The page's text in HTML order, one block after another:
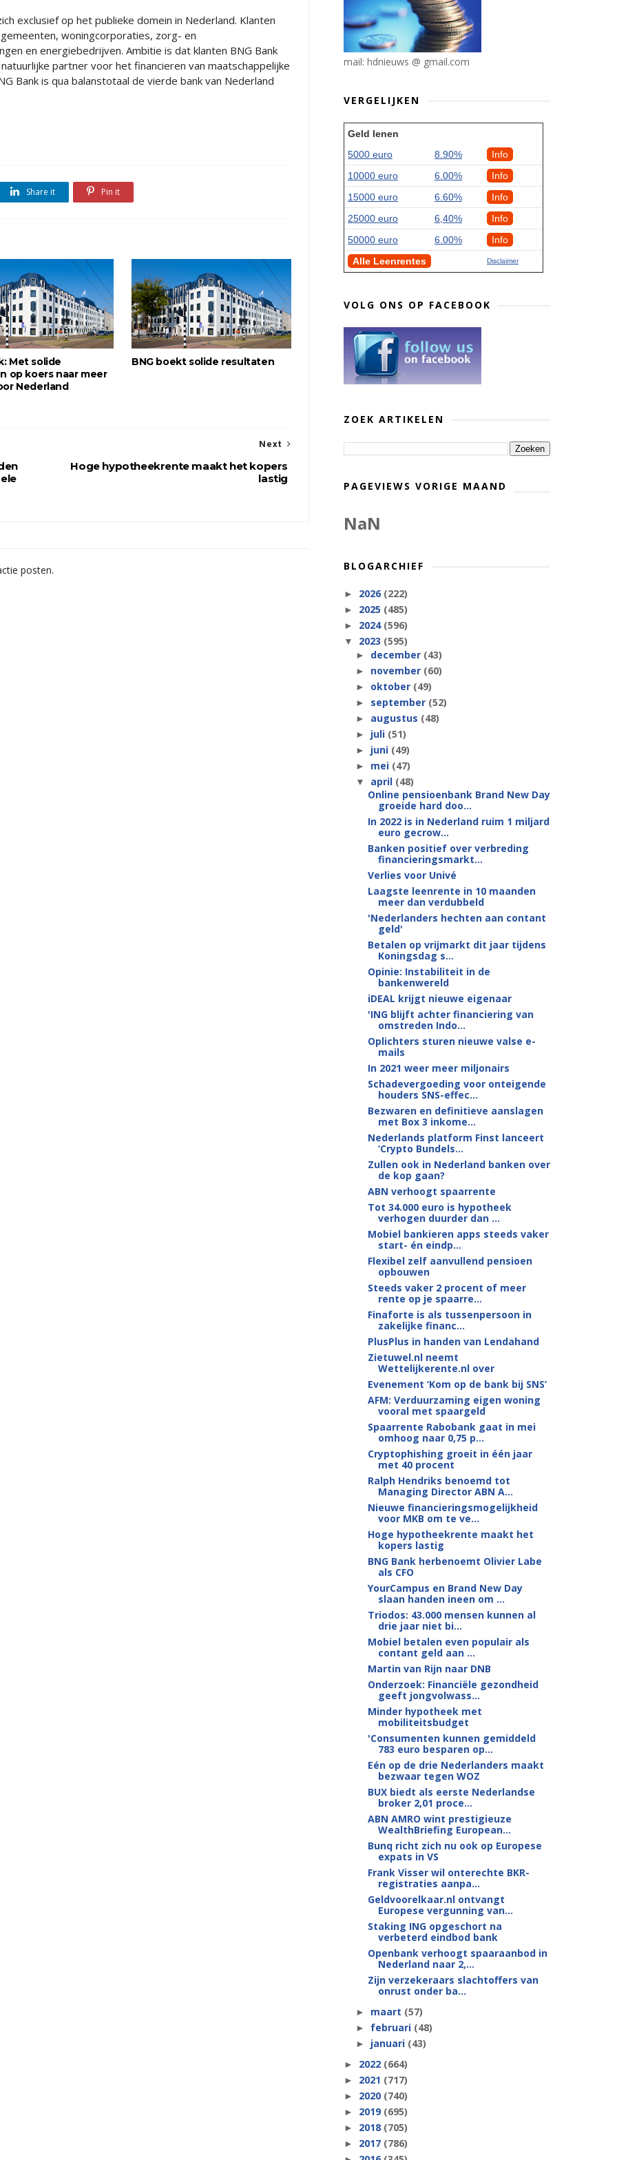
exclusief op het publieke domein in Nederland. Klanten
woningcorporaties, zorg- en
en energiebedrijven. Ambitie is dat klanten BNG Bank
partner voor het financieren van maatschappelijke
Bank is qua balanstotaal de vierde bank van Nederland
Share it Pin it
Met solide
op koers naar meer
Nederland
BNG boekt solide resultaten
Next
Hoge hypotheekrente maakt het kopers
lastig
posten.
mail: hdnieuws @ gmail.com
VERGELIJKEN
Geld lenen
5000 euro
8.90%
Info
10000 euro
6.00%
Info
15000 euro
6.60%
Info
25000 euro
6,40%
Info
50000 euro
6.00%
Info
Alle Leenrentes
Disclaimer
VOLG ONS OP FACEBOOK
ZOEK ARTIKELEN
PAGEVIEWS VORIGE MAAND
NaN
BLOGARCHIEF
► 2026 (222)
► 2025 (485)
► 2024 (596)
▼ 2023 (595)
► december (43)
► november (60)
► oktober (49)
► september (52)
► augustus (48)
► juli (51)
► juni (49)
► mei (47)
▼ april (48)
Online pensioenbank Brand New Day
groeide hard doo...
In 2022 is in Nederland ruim 1 miljard
euro gecrow...
Banken positief over verbreding
financieringsmarkt...
Verlies voor Univé
Laagste leenrente in 10 maanden
meer dan verdubbeld
'Nederlanders hechten aan contant
geld'
Betalen op vrijmarkt dit jaar tijdens
Koningsdag s...
Opinie: Instabiliteit in de
bankenwereld
iDEAL krijgt nieuwe eigenaar
'ING blijft achter financiering van
omstreden Indo...
Oplichters sturen nieuwe valse e-
mails
In 2021 weer meer miljonairs
Schadevergoeding voor onteigende
houders SNS-effec...
Bezwaren en definitieve aanslagen
met Box 3 inkome...
Nederlands platform Finst lanceert
‘Crypto Bundels...
Zullen ook in Nederland banken over
de kop gaan?
ABN verhoogt spaarrente
Tot 34.000 euro is hypotheek
verhogen duurder dan ...
Mobiel bankieren apps steeds vaker
start- én eindp...
Flexibel zelf aanvullend pensioen
opbouwen
Steeds vaker 2 procent of meer
rente op je spaarre...
Finaforte is als tussenpersoon in
zakelijke financ...
PlusPlus in handen van Lendahand
Zietuwel.nl neemt
Wettelijkerente.nl over
Evenement ‘Kom op de bank bij SNS’
AFM: Verduurzaming eigen woning
vooral met spaargeld
Spaarrente Rabobank gaat in mei
omhoog naar 0,75 p...
Cryptophishing groeit in één jaar
met 40 procent
Ralph Hendriks benoemd tot
Managing Director ABN A...
Nieuwe financieringsmogelijkheid
voor MKB om te ve...
Hoge hypotheekrente maakt het
kopers lastig
BNG Bank herbenoemt Olivier Labe
als CFO
YourCampus en Brand New Day
slaan handen ineen om ...
Triodos: 43.000 mensen kunnen al
drie jaar niet bi...
Mobiel betalen even populair als
contant geld aan ...
Martin van Rijn naar DNB
Onderzoek: Financiële gezondheid
geeft jongvolwass...
Minder hypotheek met
mobiliteitsbudget
'Consumenten kunnen gemiddeld
783 euro besparen op...
Eén op de drie Nederlanders maakt
bezwaar tegen WOZ
BUX biedt als eerste Nederlandse
broker 2,01 proce...
ABN AMRO wint prestigieuze
WealthBriefing European...
Bunq richt zich nu ook op Europese
expats in VS
Frank Visser wil onterechte BKR-
registraties aanpa...
Geldvoorelkaar.nl ontvangt
Europese vergunning van...
Staking ING opgeschort na
verbeterd eindbod bank
Openbank verhoogt spaaraanbod in
Nederland naar 2,...
Zijn verzekeraars slachtoffers van
onrust onder ba...
► maart (57)
► februari (48)
► januari (43)
► 2022 (664)
► 2021 (717)
► 2020 (740)
► 2019 (695)
► 2018 (705)
► 2017 (786)